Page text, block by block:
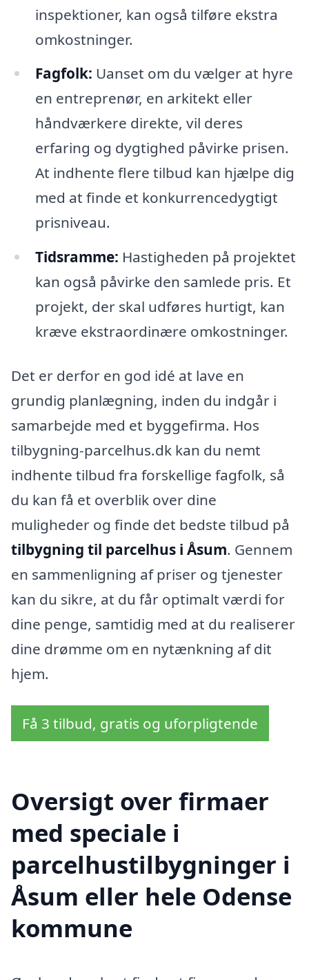
inspektioner, kan også tilføre ekstra
omkostninger.
Fagfolk: Uanset om du vælger at hyre
en entreprenør, en arkitekt eller
håndværkere direkte, vil deres
erfaring og dygtighed påvirke prisen.
At indhente flere tilbud kan hjælpe dig
med at finde et konkurrencedygtigt
prisniveau.
Tidsramme: Hastigheden på projektet
kan også påvirke den samlede pris. Et
projekt, der skal udføres hurtigt, kan
kræve ekstraordinære omkostninger.
Det er derfor en god idé at lave en
grundig planlægning, inden du indgår i
samarbejde med et byggefirma. Hos
tilbygning-parcelhus.dk kan du nemt
indhente tilbud fra forskellige fagfolk, så
du kan få et overblik over dine
muligheder og finde det bedste tilbud på
tilbygning til parcelhus i Åsum. Gennem
en sammenligning af priser og tjenester
kan du sikre, at du får optimalt værdi for
dine penge, samtidig med at du realiserer
dine drømme om en nytænkning af dit
hjem.
Få 3 tilbud, gratis og uforpligtende
Oversigt over firmaer
med speciale i
parcelhustilbygninger i
Åsum eller hele Odense
kommune